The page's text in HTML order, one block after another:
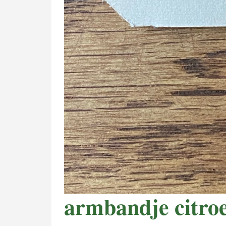
armbandje